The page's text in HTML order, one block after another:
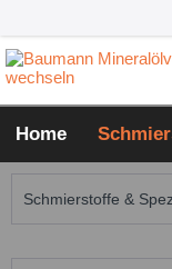
Home
Schmierstoffe &